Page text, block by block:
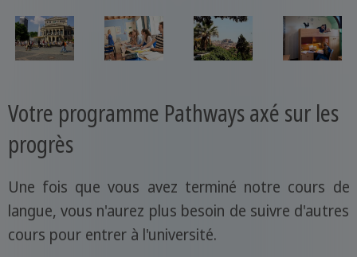
Votre programme Pathways axé sur les
progrès
Une fois que vous avez terminé notre cours de
langue, vous n'aurez plus besoin de suivre d'autres
cours pour entrer à l'université.